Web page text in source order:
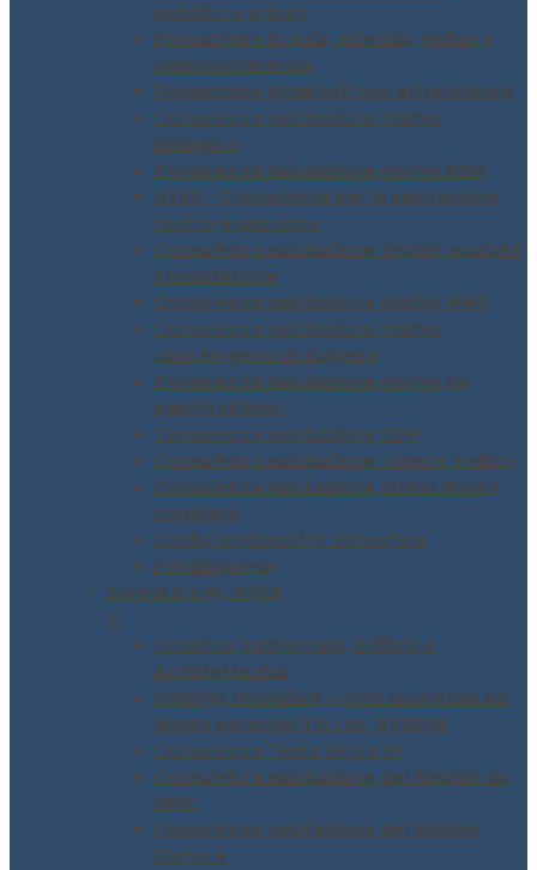
pubblici e privati
Formazione in aula, azienda, online e
videoconferenza
Formazione incaricati uso attrezzature
Consulenza valutazione rischio
biologico
Consulenza valutazione rischio ROA
ATEX – Consulenza per la valutazione
rischio esplosione
Consulenza valutazione rischio scariche
atmosferiche
Consulenza valutazione rischio MMC
Consulenza valutazione rischio
cancerogeno mutageno
Consulenza valutazione rischio da
agenti chimici
Consulenza valutazione CEM
Consulenza valutazione rumore e vibro
Consulenza valutazione stress lavoro
correlato
Analisi emissioni in atmosfera
Fondimpresa
Servizi D.Lgs. 81/08
▼
Acustica Ambientale, Edilizia e
Architettonica
Obbligo formativo – corsi sicurezza sul
lavoro secondo il D.Lgs. 81/2008
Consulenza Testo Unico 81
Consulenza valutazione del Rischio da
MMC
Consulenza valutazione del Rischio
Rumore